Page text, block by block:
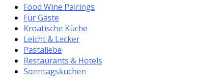
Food Wine Pairings
Für Gäste
Kroatische Küche
Leicht & Lecker
Pastaliebe
Restaurants & Hotels
Sonntagskuchen